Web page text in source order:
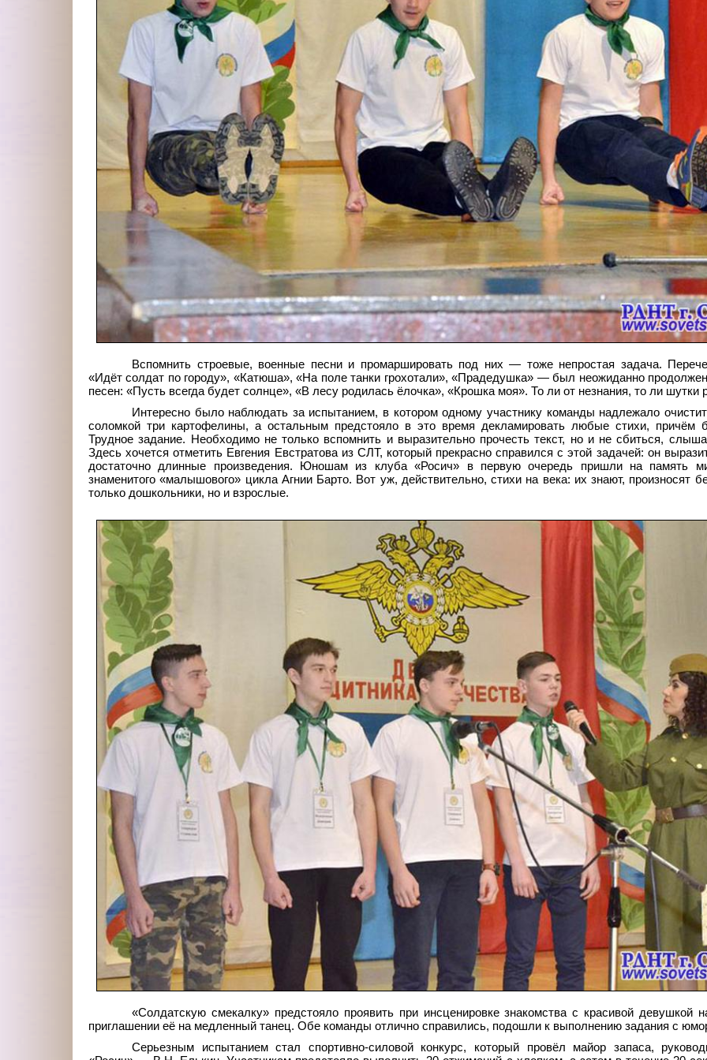
Вспомнить строевые, военные песни и промаршировать под них— тоже непростая задача.
«Идёт солдат по городу», «Катюша», «На поле танки грохотали», «Прадедушка» —был неожиданно продолжен
песен: «Пусть всегда будет солнце», «В лесу родилась ёлочка», «Крошка моя». То ли от незнания, то ли шутки
Интересно было наблюдать за испытанием, в котором одному участнику команды надлежало
соломкой три картофелины, а остальным предстояло в это время декламировать любые стихи, причём
Трудное задание. Необходимо не только вспомнить и выразительно прочесть текст, но и не сбиться,
Здесь хочется отметить Евгения Евстратова из СЛТ, который прекрасно справился с этой задачей: он
достаточно длинные произведения. Юношам из клуба «Росич» в первую очередь пришли на память
знаменитого «малышового» цикла Агнии Барто. Вот уж, действительно, стихи на века: их знают, произносят
только дошкольники, но и взрослые.
«Солдатскую смекалку» предстояло проявить при инсценировке знакомства с красивой девушкой
приглашении её на медленный танец. Обе команды отлично справились, подошли к выполнению задания с
Серьезным испытанием стал спортивно-силовой конкурс, который провёл майор запаса,